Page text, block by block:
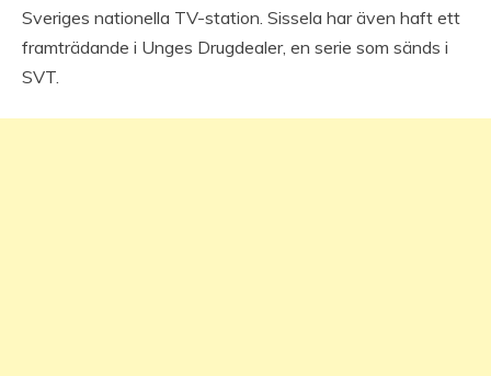
Sveriges nationella TV-station. Sissela har även haft ett
framträdande i Unges Drugdealer, en serie som sänds i
SVT.